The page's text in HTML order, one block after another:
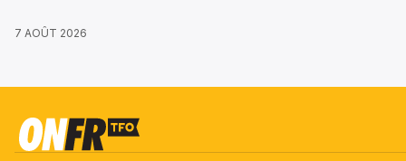
7 AOÛT 2026